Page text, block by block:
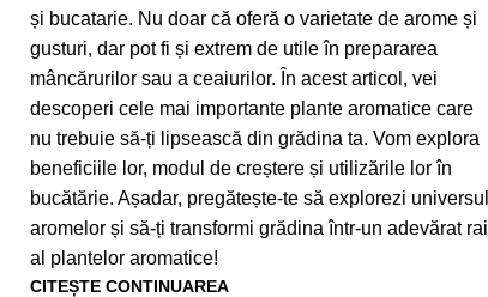
și bucatarie. Nu doar că oferă o varietate de arome și
gusturi, dar pot fi și extrem de utile în prepararea
mâncărurilor sau a ceaiurilor. În acest articol, vei
descoperi cele mai importante plante aromatice care
nu trebuie să-ți lipsească din grădina ta. Vom explora
beneficiile lor, modul de creștere și utilizările lor în
bucătărie. Așadar, pregătește-te să explorezi universul
aromelor și să-ți transformi grădina într-un adevărat rai
al plantelor aromatice!
CITEȘTE CONTINUAREA